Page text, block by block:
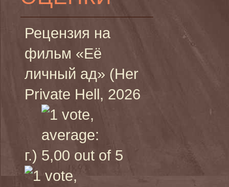
Рецензия на
фильм «Её
личный ад» (Her
Private Hell, 2026
г.)